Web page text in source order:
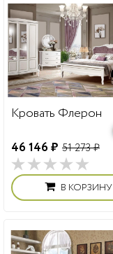
Кровать Флерон
46 146 ₽ 51 273 ₽
В КОРЗИНУ